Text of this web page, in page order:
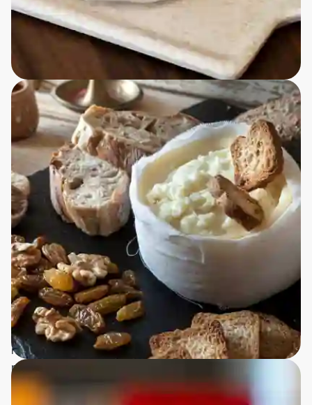
Dos Lobos Osteri – Traditioner, smag og
familiehistorie
Et andet højdepunkt var besøget på det lille familieejede
osteri, Dos Lobos. Det her er ikke bare et sted, hvor de
laver ost – det er en levende historie, der går flere
hundrede år tilbage. Familien har produceret ost her siden
1700-tallet, og selvom verden har ændret sig, har
produktionen stort set ikke. At smage deres fåreoste,
honning, pollen og syltede kvæder sammen med husets
egne vine, som ejerens kone selv står for, var en
smagsoplevelse ud over det sædvanlige. Der er noget
særligt ved at sidde og smage på produkter, der er lavet
med så meget kærlighed og respekt for de gamle
metoder.